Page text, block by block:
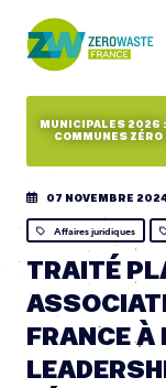
MUNICIPALES 2026 :
COMMUNES ZÉRO
07 NOVEMBRE
Affaires juridiques
TRAITÉ
FRANCE À